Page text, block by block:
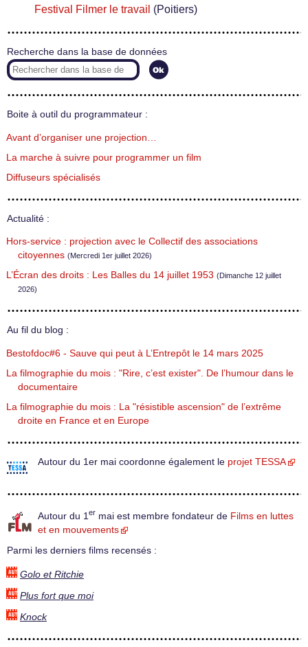
Festival Filmer le travail (Poitiers)
Recherche dans la base de données
Boite à outil du programmateur :
Avant d’organiser une projection…
La marche à suivre pour programmer un film
Diffuseurs spécialisés
Actualité :
Hors-service : projection avec le Collectif des associations
citoyennes (Mercredi 1er juillet 2026)
L’Écran des droits : Les Balles du 14 juillet 1953 (Dimanche 12 juillet
2026)
Au fil du blog :
Bestofdoc#6 - Sauve qui peut à L’Entrepôt le 14 mars 2025
La filmographie du mois : "Rire, c’est exister". De l’humour dans le
documentaire
La filmographie du mois : La "résistible ascension" de l’extrême
droite en France et en Europe
Autour du 1er mai coordonne également le projet TESSA
Autour du 1 er mai est membre fondateur de Films en luttes
et en mouvements
Parmi les derniers films recensés :
Golo et Ritchie
Plus fort que moi
Knock